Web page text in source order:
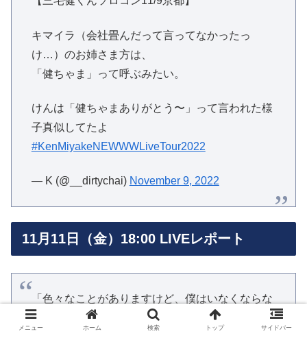
キマイラ（会社畳んだって言ってなかったっ
け…）のお姉さま方は、
「健ちゃま」って呼ぶみたい。
けんは「健ちゃまありがとう〜」って言われた様
子真似してたよ
#KenMiyakeNEWWWLiveTour2022
— K (@__dirtychai) November 9, 2022
11月11日（金）18:00 LIVEレポート
「色々なことがありますけど、僕はいなくならな
いから、後悔させないから」
メニュー ホーム 検索 トップ サイドバー